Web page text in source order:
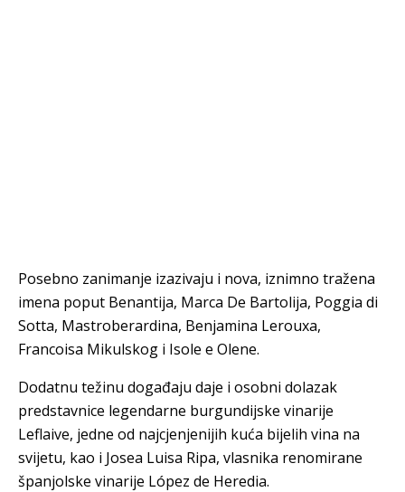
Posebno zanimanje izazivaju i nova, iznimno tražena
imena poput Benantija, Marca De Bartolija, Poggia di
Sotta, Mastroberardina, Benjamina Lerouxa,
Francoisa Mikulskog i Isole e Olene.
Dodatnu težinu događaju daje i osobni dolazak
predstavnice legendarne burgundijske vinarije
Leflaive, jedne od najcjenjenijih kuća bijelih vina na
svijetu, kao i Josea Luisa Ripa, vlasnika renomirane
španjolske vinarije López de Heredia.